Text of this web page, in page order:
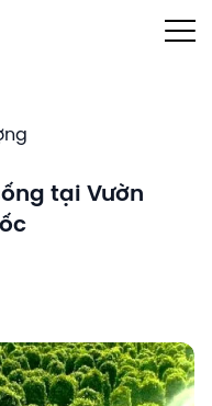
tại Vườn